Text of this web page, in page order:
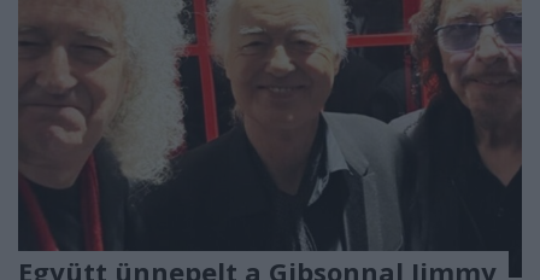
Együtt ünnepelt a Gibsonnal Jimmy